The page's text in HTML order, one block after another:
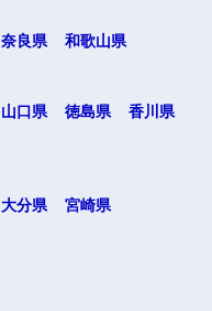
奈良県 和歌山県
山口県 徳島県
香川県
大分県
宮崎県